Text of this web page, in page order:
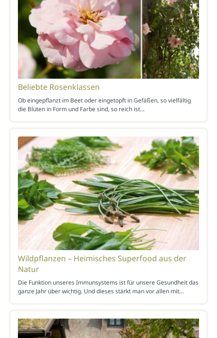
Beliebte Rosenklassen
Ob eingepflanzt im Beet oder eingetopft in Gefäßen, so vielfältig
die Blüten in Form und Farbe sind, so reich ist…
Wildpflanzen – Heimisches Superfood aus der
Natur
Die Funktion unseres Immunsystems ist für unsere Gesundheit das
ganze Jahr über wichtig. Und dieses stärkt man vor allen mit…